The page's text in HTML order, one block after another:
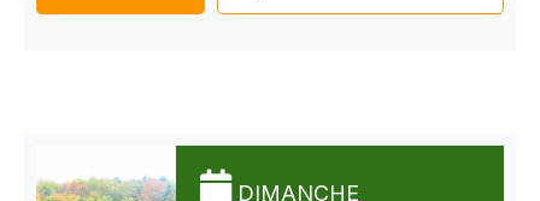
DIMANCHE